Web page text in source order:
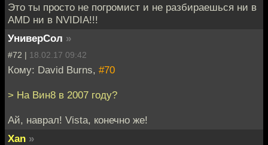
Это ты просто не погромист и не разбираешься ни в
AMD ни в NVIDIA!!!
УниверСол »
#72 | 18.02.17 09:42
Кому: David Burns, #70
> На Вин8 в 2007 году?
Ай, наврал! Vista, конечно же!
Xan »